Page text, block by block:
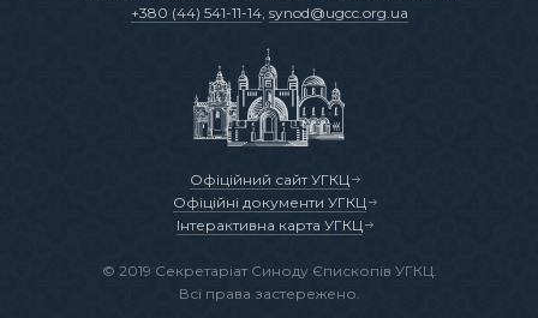
+380 (44) 541-11-14, synod@ugcc.org.ua
Офіційний сайт УГКЦ
Офіційні документи УГКЦ
Інтерактивна карта УГКЦ
© 2019 Секретаріат Синоду Єпископів УГКЦ.
Всі права застережено.